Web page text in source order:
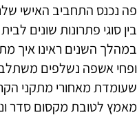
פה נכנס התחביב האישי
בין סוגי פתרונות שונים
במהלך השנים ראינו איך
ופחי אשפה נשלפים
שעומדת מאחורי מתקני
מאמץ לטובת מקסום סדר